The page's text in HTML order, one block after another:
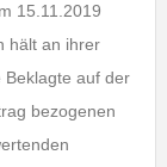
15.11.2019
hält an ihrer
Beklagte auf der
bezogenen